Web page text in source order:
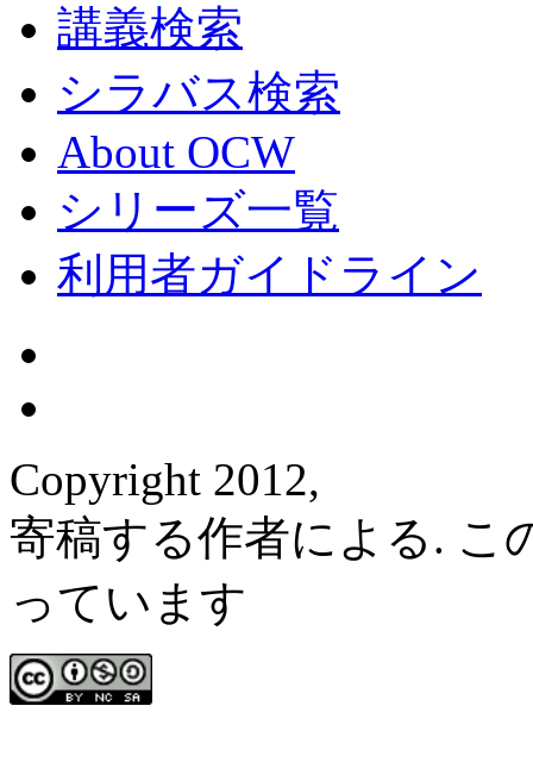
講義検索
シラバス検索
About OCW
シリーズ一覧
利用者ガイドライン
Copyright 2012,
寄稿する作者による. こ
っています